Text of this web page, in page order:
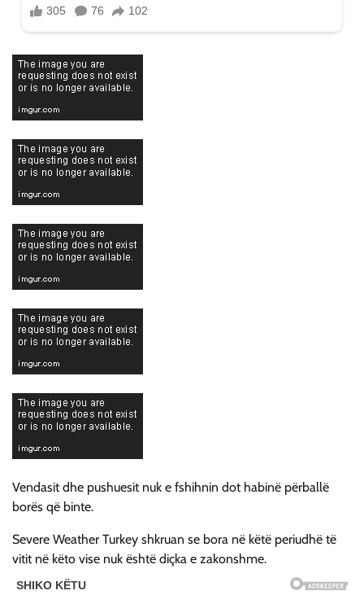
Vendasit dhe pushuesit nuk e fshihnin dot habinë përballë
borës që binte.
Severe Weather Turkey shkruan se bora në këtë periudhë të
vitit në këto vise nuk është diçka e zakonshme.